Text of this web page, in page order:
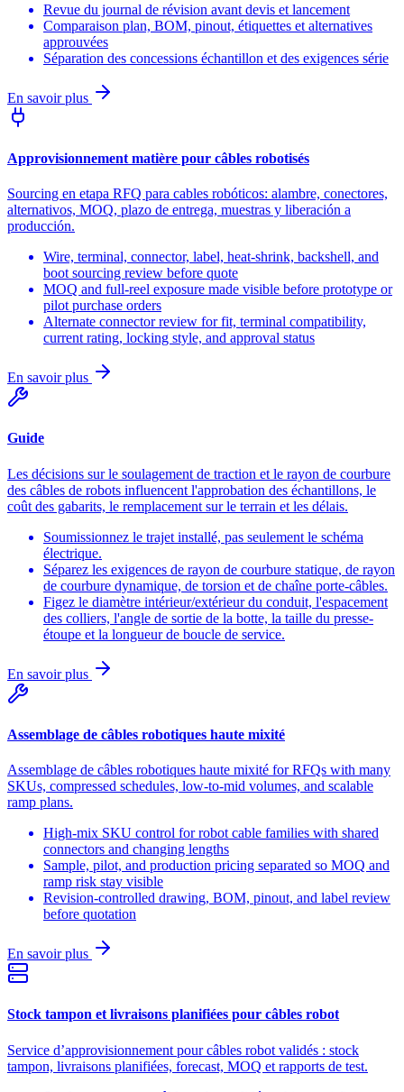
Revue du journal de révision avant devis et lancement
Comparaison plan, BOM, pinout, étiquettes et alternatives
approuvées
Séparation des concessions échantillon et des exigences série
En savoir plus
Approvisionnement matière pour câbles robotisés
Sourcing en etapa RFQ para cables robóticos: alambre, conectores,
alternativos, MOQ, plazo de entrega, muestras y liberación a
producción.
Wire, terminal, connector, label, heat-shrink, backshell, and
boot sourcing review before quote
MOQ and full-reel exposure made visible before prototype or
pilot purchase orders
Alternate connector review for fit, terminal compatibility,
current rating, locking style, and approval status
En savoir plus
Guide
Les décisions sur le soulagement de traction et le rayon de courbure
des câbles de robots influencent l'approbation des échantillons, le
coût des gabarits, le remplacement sur le terrain et les délais.
Soumissionnez le trajet installé, pas seulement le schéma
électrique.
Séparez les exigences de rayon de courbure statique, de rayon
de courbure dynamique, de torsion et de chaîne porte-câbles.
Figez le diamètre intérieur/extérieur du conduit, l'espacement
des colliers, l'angle de sortie de la botte, la taille du presse-
étoupe et la longueur de boucle de service.
En savoir plus
Assemblage de câbles robotiques haute mixité
Assemblage de câbles robotiques haute mixité for RFQs with many
SKUs, compressed schedules, low-to-mid volumes, and scalable
ramp plans.
High-mix SKU control for robot cable families with shared
connectors and changing lengths
Sample, pilot, and production pricing separated so MOQ and
ramp risk stay visible
Revision-controlled drawing, BOM, pinout, and label review
before quotation
En savoir plus
Stock tampon et livraisons planifiées pour câbles robot
Service d’approvisionnement pour câbles robot validés : stock
tampon, livraisons planifiées, forecast, MOQ et rapports de test.